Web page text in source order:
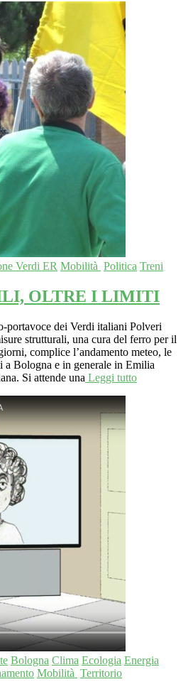
Verdi ER Mobilità Politica Treni
OLTRE I LIMITI
portavoce dei Verdi italiani Polveri
strutturali, una cura del ferro per il
complice l’andamento meteo, le
Bologna e in generale in Emilia
Si attende una Leggi tutto
Bologna Clima Ecologia Energia
Mobilità Territorio